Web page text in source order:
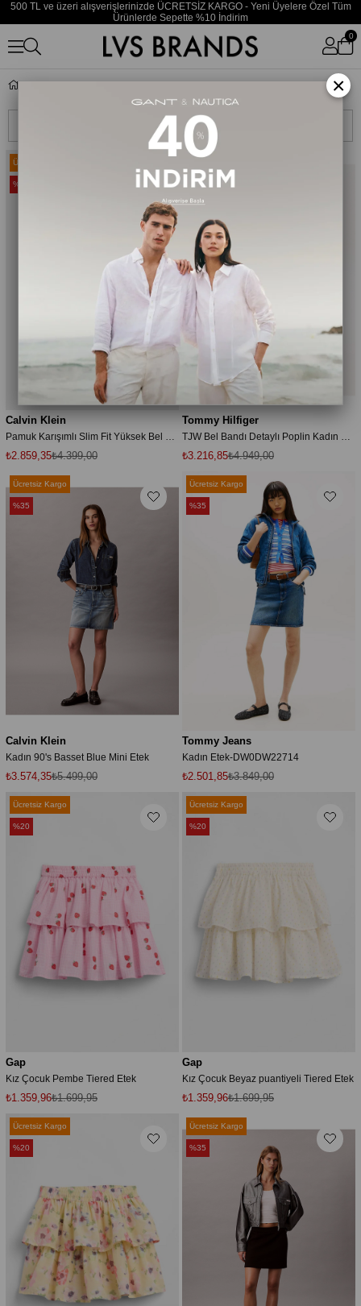
500 TL ve üzeri alışverişlerinizde ÜCRETSİZ KARGO - Yeni Üyelere Özel Tüm
Ürünlerde Sepette %10 İndirim
0
Calvin Klein
₺2.859,35₺4.399,00
Ücretsiz Kargo
%35
Tommy Hilfiger
₺3.216,85₺4.949,00
%35
Calvin Klein
Kadın 90's Basset Blue Mini Etek
₺3.574,35₺5.499,00
Ücretsiz Kargo
%35
Tommy Jeans
Kadın Etek-DW0DW22714
₺2.501,85₺3.849,00
Ücretsiz Kargo
%35
Gap
Kız Çocuk Pembe Tiered Etek
₺1.359,96₺1.699,95
Ücretsiz Kargo
%20
Gap
Kız Çocuk Beyaz puantiyeli Tiered Etek
₺1.359,96₺1.699,95
Ücretsiz Kargo
%20
Ücretsiz Kargo
%20
Ücretsiz Kargo
%35
×